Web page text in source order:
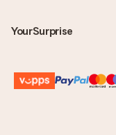
YourSurprise